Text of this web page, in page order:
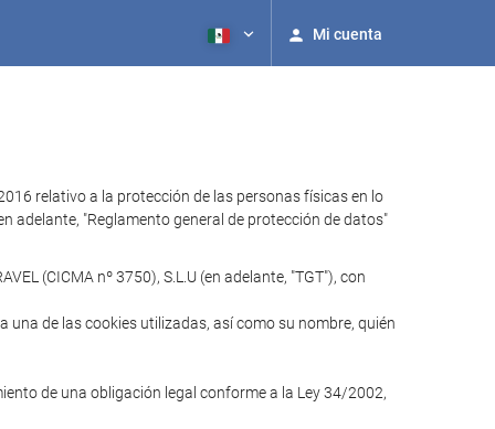
Mi cuenta
relativo a la protección de las personas físicas en lo
adelante, "Reglamento general de protección de datos"
(CICMA nº 3750), S.L.U (en adelante, "TGT"), con
una de las cookies utilizadas, así como su nombre, quién
de una obligación legal conforme a la Ley 34/2002,